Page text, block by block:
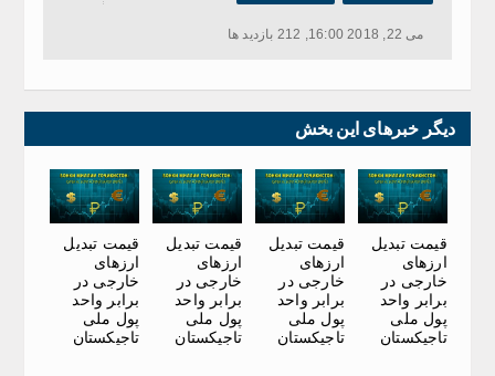
می 22, 2018 16:00, 212 بازدید ها
دیگر خبرهای این بخش
قیمت تبدیل
ارزهای
خارجی در
برابر واحد
پول ملی
تاجیکستان
قیمت تبدیل
ارزهای
خارجی در
برابر واحد
پول ملی
تاجیکستان
قیمت تبدیل
ارزهای
خارجی در
برابر واحد
پول ملی
تاجیکستان
قیمت تبدیل
ارزهای
خارجی در
برابر واحد
پول ملی
تاجیکستان